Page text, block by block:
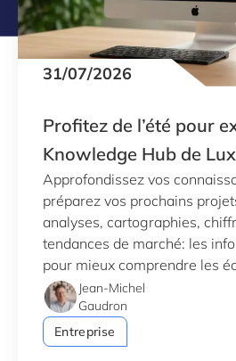
31/07/2026
Profitez de l’été pour
Knowledge Hub de
Approfondissez vos
préparez vos prochains
analyses, cartographies,
tendances de marché: les
pour mieux comprendre les
d’innovation au Luxembourg.
Jean-Michel
Gaudron
Entreprise